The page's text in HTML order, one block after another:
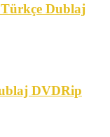
Türkçe Dublaj
DVDRip